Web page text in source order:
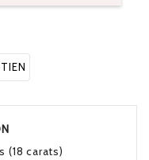
carats)